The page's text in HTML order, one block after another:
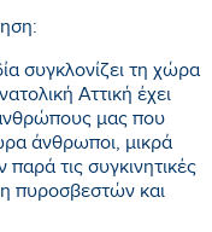
συγκλονίζει τη χώρα
Αττική έχει
μας που
άνθρωποι, μικρά
παρά τις συγκινητικές
πυροσβεστών και